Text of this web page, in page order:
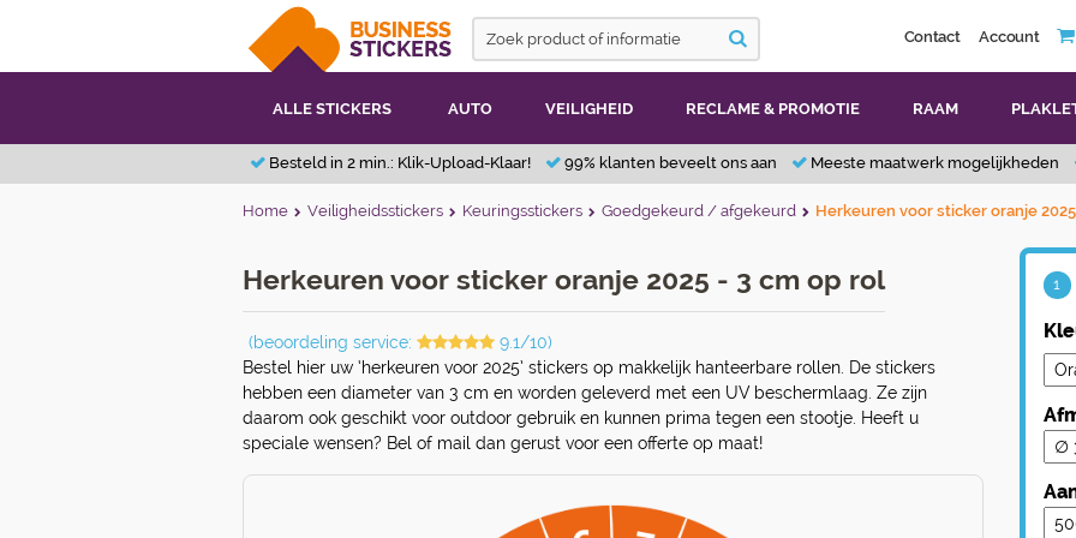
Contact Account
ALLE STICKERS AUTO VEILIGHEID RECLAME & PROMOTIE RAAM
Besteld in 2 min.: Klik-Upload-Klaar! 99% klanten beveelt ons aan Meeste maatwerk mogelijkheden
Home Veiligheidsstickers Keuringsstickers Goedgekeurd / afgekeurd Herkeuren voor sticker oranje
Herkeuren voor sticker oranje 2025 - 3 cm op rol
(beoordeling service:
9.1/10)
Bestel hier uw ‘herkeuren voor 2025’ stickers op makkelijk hanteerbare rollen. De stickers
hebben een diameter van 3 cm en worden geleverd met een UV beschermlaag. Ze zijn
daarom ook geschikt voor outdoor gebruik en kunnen prima tegen een stootje. Heeft u
speciale wensen? Bel of mail dan gerust voor een offerte op maat!
1